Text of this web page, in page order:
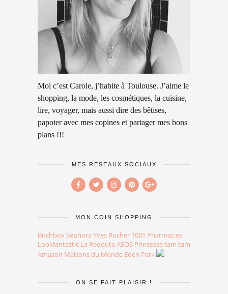
Moi c’est Carole, j’habite à Toulouse. J’aime le
shopping, la mode, les cosmétiques, la cuisine,
lire, voyager, mais aussi dire des bêtises,
papoter avec mes copines et partager mes bons
plans !!!
MES RÉSEAUX SOCIAUX
MON COIN SHOPPING
Birchbox Sephora Yves Rocher 1001 Pharmacies
Lookfantastic La RedouteASOS Princesse tam tam
Amazon Maisons du Monde Eden Park
ON SE FAIT PLAISIR !